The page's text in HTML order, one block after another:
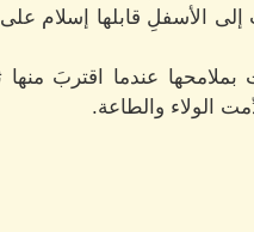
الأسفلِ قابلها إسلام
بملامحها عندما اقتربَ منها
الولاء والطاعة.